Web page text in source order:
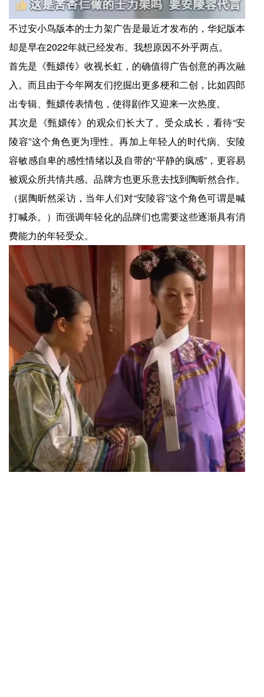
不过安小鸟版本的士力架广告是最近才发布的，华妃版本
却是早在2022年就已经发布。我想原因不外乎两点。
首先是《甄嬛传》收视长虹，的确值得广告创意的再次融
入。而且由于今年网友们挖掘出更多梗和二创，比如四郎
出专辑、甄嬛传表情包，使得剧作又迎来一次热度。
其次是《甄嬛传》的观众们长大了。受众成长，看待“安
陵容”这个角色更为理性。再加上年轻人的时代病、安陵
容敏感自卑的感性情绪以及自带的“平静的疯感”，更容易
被观众所共情共感。品牌方也更乐意去找到陶昕然合作。
（据陶昕然采访，当年人们对“安陵容”这个角色可谓是喊
打喊杀。）而强调年轻化的品牌们也需要这些逐渐具有消
费能力的年轻受众。